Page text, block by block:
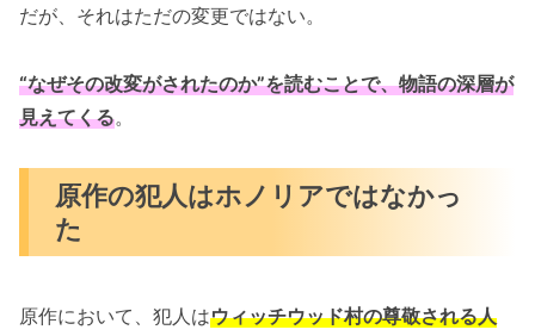
だが、それはただの変更ではない。
“なぜその改変がされたのか”を読むことで、物語の深層が
見えてくる。
原作の犯人はホノリアではなかっ
た
原作において、犯人はウィッチウッド村の尊敬される人